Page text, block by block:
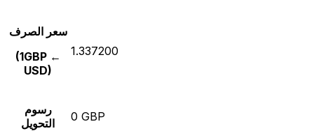
سعر الصرف
(1GBP ←
USD)
1.337200
رسوم
التحويل
0 GBP